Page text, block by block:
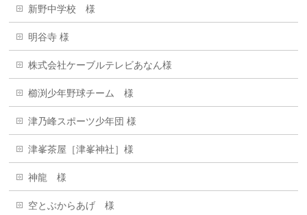
新野中学校 様
明谷寺 様
株式会社ケーブルテレビあなん様
櫛渕少年野球チーム 様
津乃峰スポーツ少年団 様
津峯茶屋［津峯神社］様
神龍 様
空とぶからあげ 様